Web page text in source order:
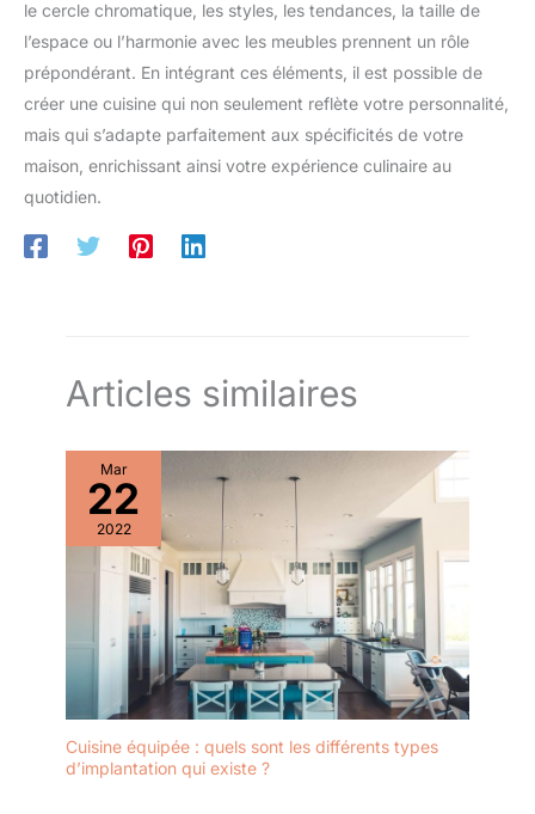
à Assembler: Cette chaise de bureau est très facile à installer,
seulement 6 étapes, et est livrée avec toutes les pièces
nécessaires et un manuel d'utilisation détaillé, une personne
le cercle chromatique, les styles, les tendances, la taille de
l’espace ou l’harmonie avec les meubles prennent un rôle
prépondérant. En intégrant ces éléments, il est possible de
créer une cuisine qui non seulement reflète votre personnalité,
mais qui s’adapte parfaitement aux spécificités de votre
maison, enrichissant ainsi votre expérience culinaire au
quotidien.
Articles similaires
Mar
22
2022
Cuisine équipée : quels sont les différents types
d’implantation qui existe ?